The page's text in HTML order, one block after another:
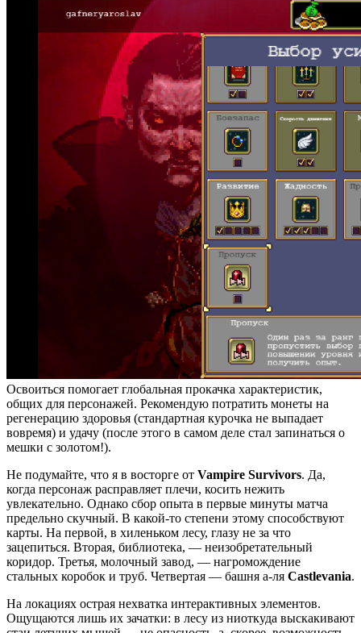
Освоиться помогает глобальная прокачка характеристик,
общих для персонажей. Рекомендую потратить монеты на
регенерацию здоровья (стандартная курочка не выпадает
вовремя) и удачу (после этого в самом деле стал запинаться о
мешки с золотом!).
Не подумайте, что я в восторге от Vampire Survivors. Да,
когда персонаж расправляет плечи, косить нежить
увлекательно. Однако сбор опыта в первые минуты матча
предельно скучный. В какой-то степени этому способствуют
карты. На первой, в хиленьком лесу, глазу не за что
зацепиться. Вторая, библиотека, — неизобретательный
коридор. Третья, молочный завод, — нагромождение
стальных коробок и труб. Четвертая — башня а-ля Castlevania.
На локациях острая нехватка интерактивных элементов.
Ощущаются лишь их зачатки: в лесу из ниоткуда выскакивают